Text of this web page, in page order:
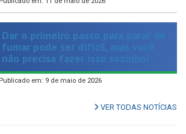
Dar o primeiro passo para parar de
fumar pode ser difícil, mas você
não precisa fazer isso sozinho!
Publicado em: 9 de maio de 2026
VER TODAS NOTÍCIAS